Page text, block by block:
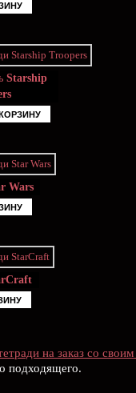
Starship
Wars
на заказ со
подходящего.